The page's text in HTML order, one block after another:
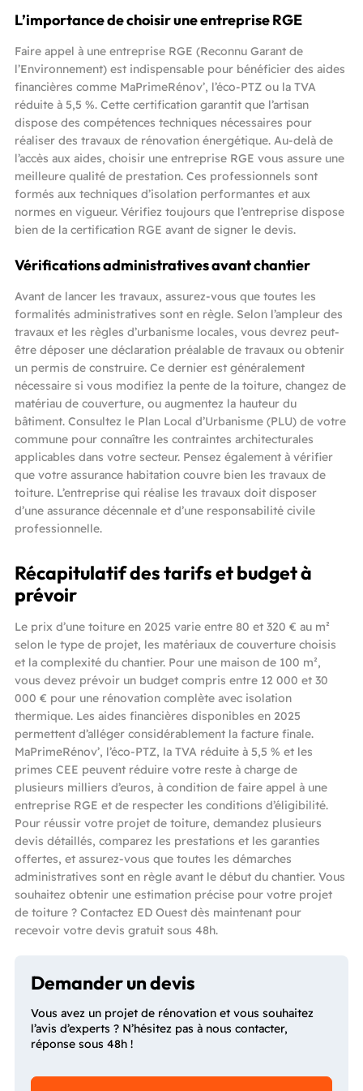
L’importance de choisir une entreprise RGE
Faire appel à une entreprise RGE (Reconnu Garant de
l’Environnement) est indispensable pour bénéficier des aides
financières comme MaPrimeRénov’, l’éco-PTZ ou la TVA
réduite à 5,5 %. Cette certification garantit que l’artisan
dispose des compétences techniques nécessaires pour
réaliser des travaux de rénovation énergétique. Au-delà de
l’accès aux aides, choisir une entreprise RGE vous assure une
meilleure qualité de prestation. Ces professionnels sont
formés aux techniques d’isolation performantes et aux
normes en vigueur. Vérifiez toujours que l’entreprise dispose
bien de la certification RGE avant de signer le devis.
Vérifications administratives avant chantier
Avant de lancer les travaux, assurez-vous que toutes les
formalités administratives sont en règle. Selon l’ampleur des
travaux et les règles d’urbanisme locales, vous devrez peut-
être déposer une déclaration préalable de travaux ou obtenir
un permis de construire. Ce dernier est généralement
nécessaire si vous modifiez la pente de la toiture, changez de
matériau de couverture, ou augmentez la hauteur du
bâtiment. Consultez le Plan Local d’Urbanisme (PLU) de votre
commune pour connaître les contraintes architecturales
applicables dans votre secteur. Pensez également à vérifier
que votre assurance habitation couvre bien les travaux de
toiture. L’entreprise qui réalise les travaux doit disposer
d’une assurance décennale et d’une responsabilité civile
professionnelle.
Récapitulatif des tarifs et budget à
prévoir
Le prix d’une toiture en 2025 varie entre 80 et 320 € au m²
selon le type de projet, les matériaux de couverture choisis
et la complexité du chantier. Pour une maison de 100 m²,
vous devez prévoir un budget compris entre 12 000 et 30
000 € pour une rénovation complète avec isolation
thermique. Les aides financières disponibles en 2025
permettent d’alléger considérablement la facture finale.
MaPrimeRénov’, l’éco-PTZ, la TVA réduite à 5,5 % et les
primes CEE peuvent réduire votre reste à charge de
plusieurs milliers d’euros, à condition de faire appel à une
entreprise RGE et de respecter les conditions d’éligibilité.
Pour réussir votre projet de toiture, demandez plusieurs
devis détaillés, comparez les prestations et les garanties
offertes, et assurez-vous que toutes les démarches
administratives sont en règle avant le début du chantier. Vous
souhaitez obtenir une estimation précise pour votre projet
de toiture ? Contactez ED Ouest dès maintenant pour
recevoir votre devis gratuit sous 48h.
Demander un devis
Vous avez un projet de rénovation et vous souhaitez
l’avis d’experts ? N’hésitez pas à nous contacter,
réponse sous 48h !